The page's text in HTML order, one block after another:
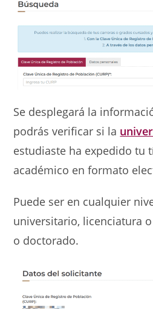
Se desplegará la
podrás verificar si la
estudiaste ha expedido tu
académico en formato
Puede ser en cualquier
universitario, licenciatura
o doctorado.